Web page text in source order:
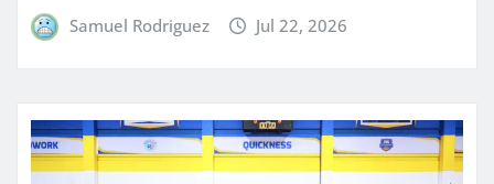
Samuel Rodriguez Jul 22, 2026